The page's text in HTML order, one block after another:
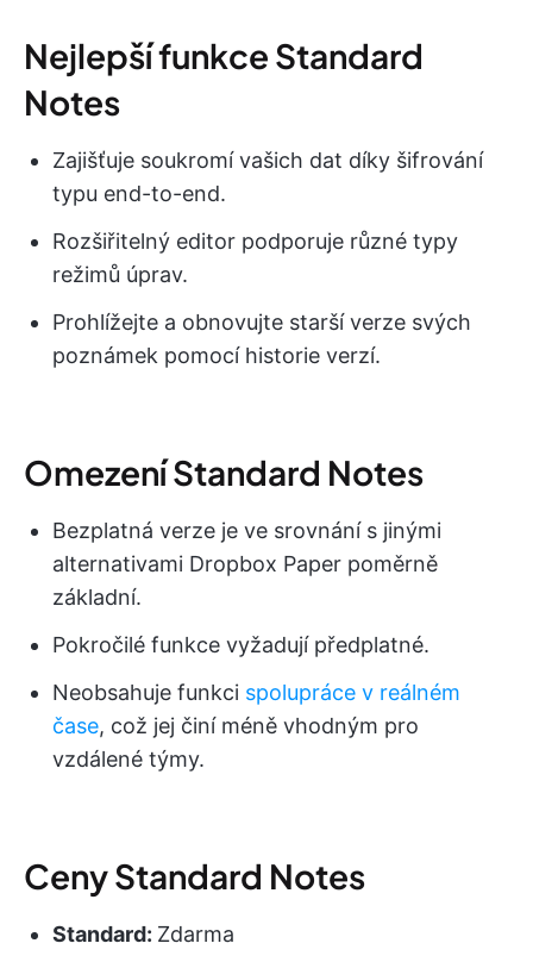
Nejlepší funkce Standard
Notes
Zajišťuje soukromí vašich dat díky šifrování
typu end-to-end.
Rozšiřitelný editor podporuje různé typy
režimů úprav.
Prohlížejte a obnovujte starší verze svých
poznámek pomocí historie verzí.
Omezení Standard Notes
Bezplatná verze je ve srovnání s jinými
alternativami Dropbox Paper poměrně
základní.
Pokročilé funkce vyžadují předplatné.
Neobsahuje funkci spolupráce v reálném
čase, což jej činí méně vhodným pro
vzdálené týmy.
Ceny Standard Notes
Standard: Zdarma